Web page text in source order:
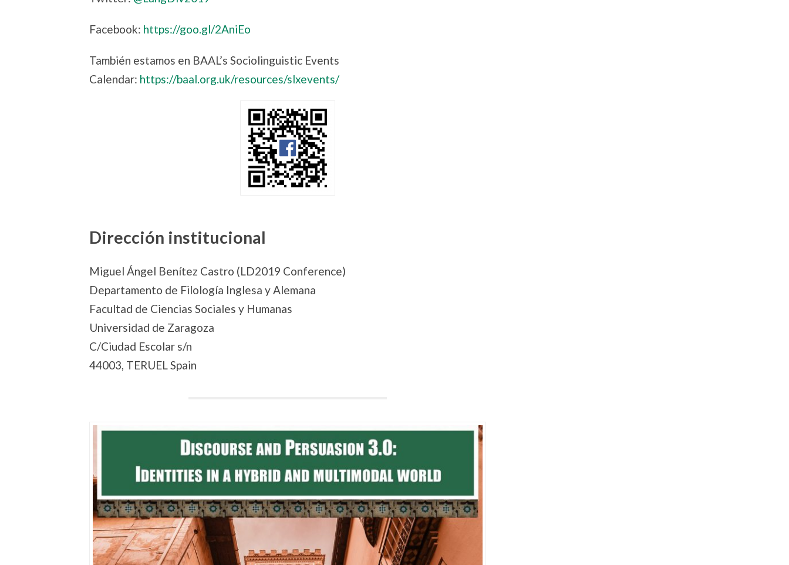
Facebook: https://goo.gl/2AniEo
También estamos en BAAL’s Sociolinguistic Events
Calendar: https://baal.org.uk/resources/slxevents/
Dirección institucional
Miguel Ángel Benítez Castro (LD2019 Conference)
Departamento de Filología Inglesa y Alemana
Facultad de Ciencias Sociales y Humanas
Universidad de Zaragoza
C/Ciudad Escolar s/n
44003, TERUEL Spain